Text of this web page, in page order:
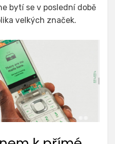
bytí se v poslední době
velkých značek.